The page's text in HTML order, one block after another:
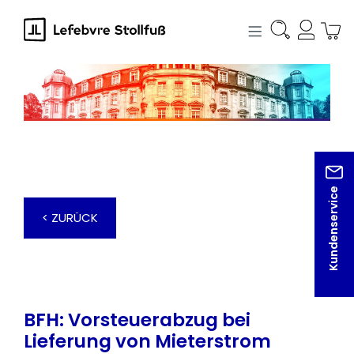
springen
Kundenservice
< ZURÜCK
BFH: Vorsteuerabzug bei
Lieferung von Mieterstrom